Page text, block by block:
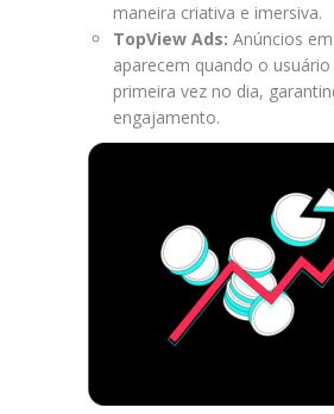
maneira criativa e imersiva.
TopView Ads: Anúncios
aparecem quando o
primeira vez no dia,
engajamento.